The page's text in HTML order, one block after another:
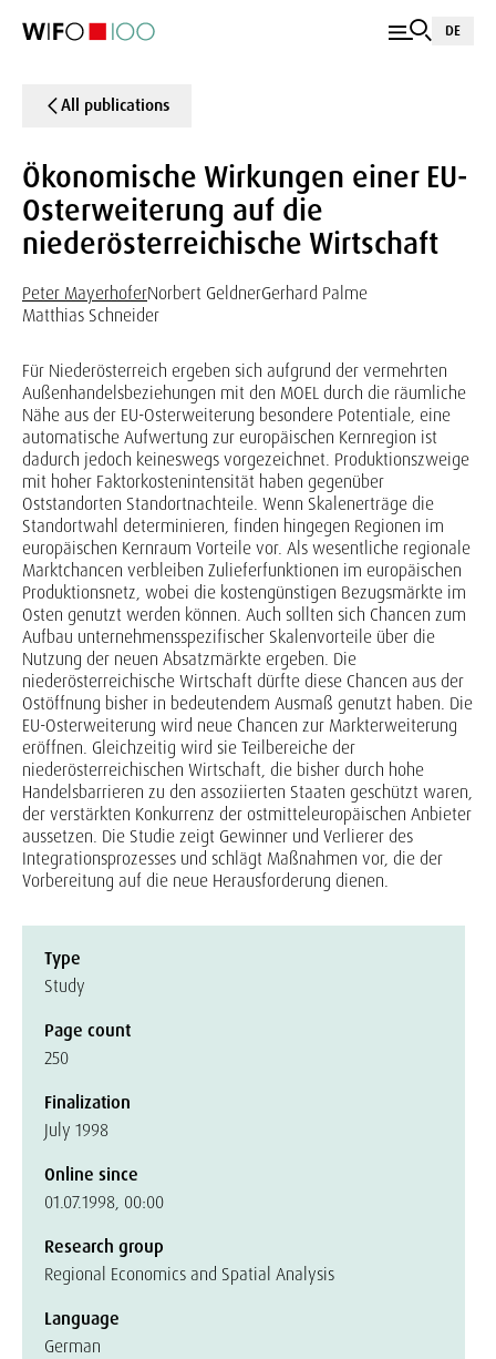
DE
All publications
Ökonomische Wirkungen einer EU-
Osterweiterung auf die
niederösterreichische Wirtschaft
Peter MayerhoferNorbert GeldnerGerhard Palme
Matthias Schneider
Für Niederösterreich ergeben sich aufgrund der vermehrten
Außenhandelsbeziehungen mit den MOEL durch die räumliche
Nähe aus der EU-Osterweiterung besondere Potentiale, eine
automatische Aufwertung zur europäischen Kernregion ist
dadurch jedoch keineswegs vorgezeichnet. Produktionszweige
mit hoher Faktorkostenintensität haben gegenüber
Oststandorten Standortnachteile. Wenn Skalenerträge die
Standortwahl determinieren, finden hingegen Regionen im
europäischen Kernraum Vorteile vor. Als wesentliche regionale
Marktchancen verbleiben Zulieferfunktionen im europäischen
Produktionsnetz, wobei die kostengünstigen Bezugsmärkte im
Osten genutzt werden können. Auch sollten sich Chancen zum
Aufbau unternehmensspezifischer Skalenvorteile über die
Nutzung der neuen Absatzmärkte ergeben. Die
niederösterreichische Wirtschaft dürfte diese Chancen aus der
Ostöffnung bisher in bedeutendem Ausmaß genutzt haben. Die
EU-Osterweiterung wird neue Chancen zur Markterweiterung
eröffnen. Gleichzeitig wird sie Teilbereiche der
niederösterreichischen Wirtschaft, die bisher durch hohe
Handelsbarrieren zu den assoziierten Staaten geschützt waren,
der verstärkten Konkurrenz der ostmitteleuropäischen Anbieter
aussetzen. Die Studie zeigt Gewinner und Verlierer des
Integrationsprozesses und schlägt Maßnahmen vor, die der
Vorbereitung auf die neue Herausforderung dienen.
Type
Study
Page count
250
Finalization
July 1998
Online since
01.07.1998, 00:00
Research group
Regional Economics and Spatial Analysis
Language
German